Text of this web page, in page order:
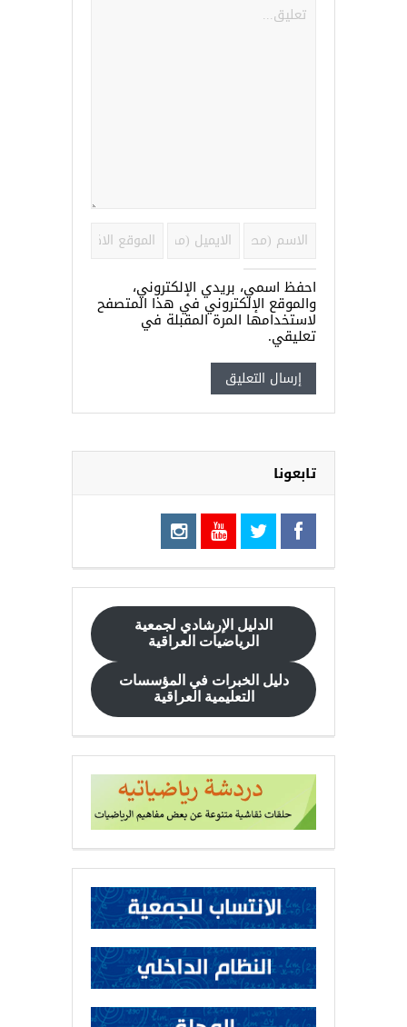
احفظ اسمي، بريدي الإلكتروني،
والموقع الإلكتروني في هذا المتصفح
لاستخدامها المرة المقبلة في
تعليقي.
تابعونا
الدليل الإرشادي لجمعية
الرياضيات العراقية
دليل الخبرات في المؤسسات
التعليمية العراقية